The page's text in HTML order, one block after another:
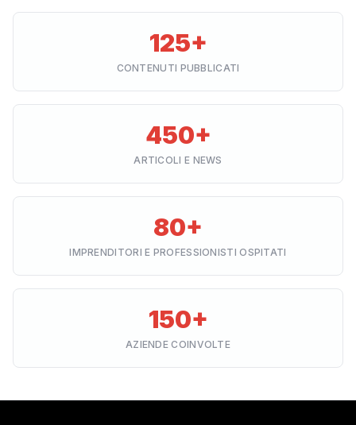
125+
CONTENUTI PUBBLICATI
450+
ARTICOLI E NEWS
80+
IMPRENDITORI E PROFESSIONISTI OSPITATI
150+
AZIENDE COINVOLTE